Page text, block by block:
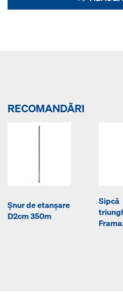
RECOMANDĂRI
Şnur de etanşare
D2cm 350m
Sipcă